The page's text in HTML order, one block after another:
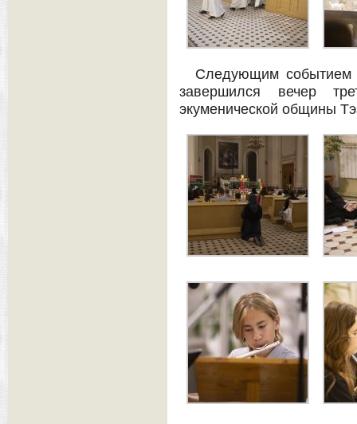
Следующим событием
завершился вечер
экуменической общины